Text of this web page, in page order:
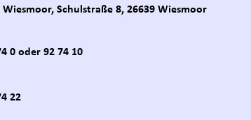
Schulstraße 8, 26639 Wiesmoor
0 oder 92 74 10
22